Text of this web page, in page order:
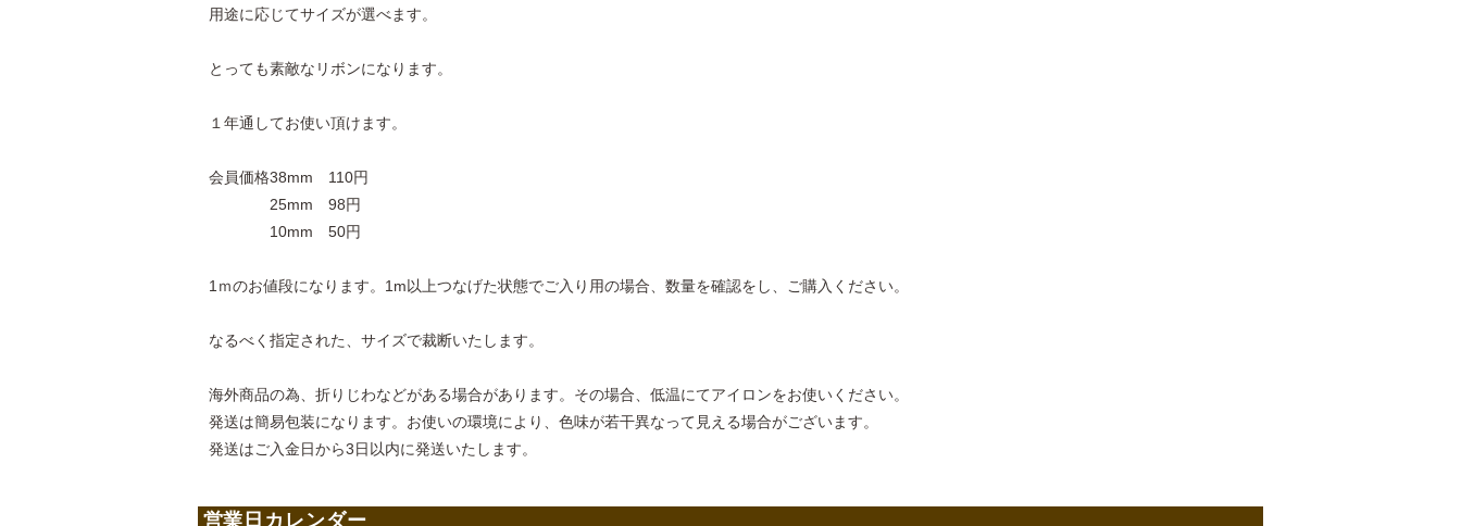
用途に応じてサイズが選べます。
とっても素敵なリボンになります。
１年通してお使い頂けます。
会員価格38mm 110円
25mm 98円
10mm 50円
1ｍのお値段になります。1m以上つなげた状態でご入り用の場合、数量を確認をし、ご購入ください。
なるべく指定された、サイズで裁断いたします。
海外商品の為、折りじわなどがある場合があります。その場合、低温にてアイロンをお使いください。
発送は簡易包装になります。お使いの環境により、色味が若干異なって見える場合がございます。
発送はご入金日から3日以内に発送いたします。
営業日カレンダー